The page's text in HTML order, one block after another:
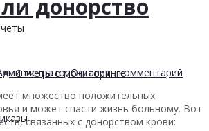
Отчеты о мониторинге
донорство
Оставить комментарий
множество положительных
и может спасти жизнь больному. Вот
связанных с донорством крови: